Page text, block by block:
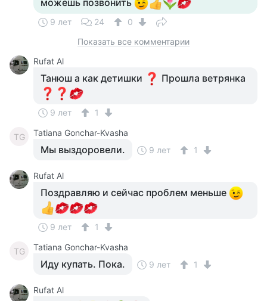
можешь позвонить
9 лет 24
0
Показать все комментарии
Rufat Al
Танюш а как детишки Прошла ветрянка
9 лет 1
TG Tatiana Gonchar-Kvasha
Мы выздоровели. 9 лет 1
Rufat Al
Поздравляю и сейчас проблем меньше
9 лет 1
TG Tatiana Gonchar-Kvasha
Иду купать. Пока. 9 лет 1
Rufat Al